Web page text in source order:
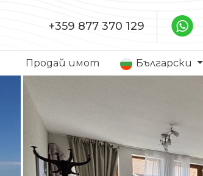
+359 877 370 129
Продай имот Български